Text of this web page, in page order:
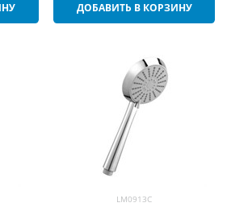
ДОБАВИТЬ В КОРЗИНУ
LM0913C